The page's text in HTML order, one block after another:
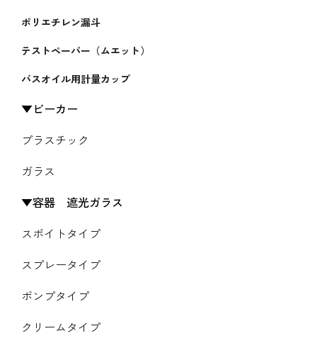
ポリエチレン漏斗
テストペーパー（ムエット）
バスオイル用計量カップ
ビーカー
プラスチック
ガラス
容器 遮光ガラス
スポイトタイプ
スプレータイプ
ポンプタイプ
クリームタイプ